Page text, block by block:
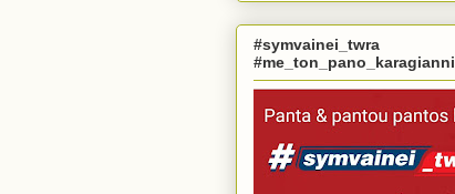
#symvainei_twra
#me_ton_pano_karagianni